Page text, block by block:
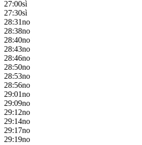
27:00sì
27:30sì
28:31no
28:38no
28:40no
28:43no
28:46no
28:50no
28:53no
28:56no
29:01no
29:09no
29:12no
29:14no
29:17no
29:19no